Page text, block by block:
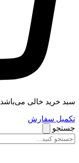
سبد خرید خالی می‌باشد
تکمیل سفارش
جستجو